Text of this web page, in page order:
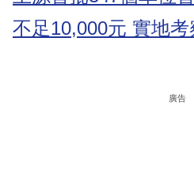
不足10,000元 實地
廣告